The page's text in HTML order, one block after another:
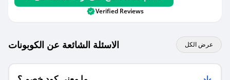
Verified Reviews
الاسئلة الشائعة عن الكوبونات عرض الكل